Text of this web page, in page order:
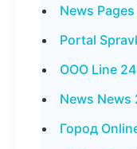
News
Portal
ООО Line
News
Город